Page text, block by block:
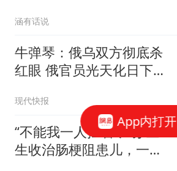
涵有话说
牛弹琴：俄乌双方彻底杀
红眼 俄官员光天化日下被
现代快报
“不能我一人扛着”江苏医
生收治肠梗阻患儿，一夜
App内打开